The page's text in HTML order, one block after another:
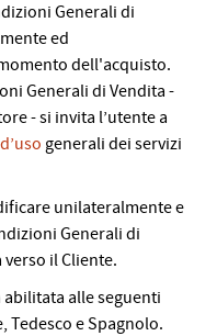
Generali di
ed
dell'acquisto.
Generali di Vendita -
- si invita l’utente a
generali dei servizi
unilateralmente e
Generali di
il Cliente.
abilitata alle seguenti
Tedesco e Spagnolo.